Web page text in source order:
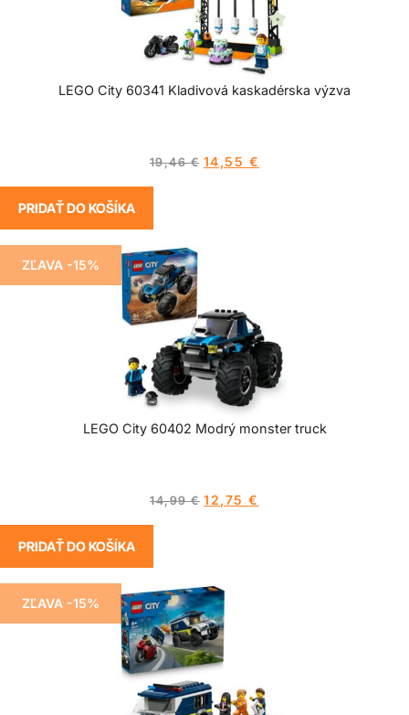
LEGO City 60341 Kladivová kaskadérska výzva
19,46€ 14,55 €
PRIDAŤ DO KOŠÍKA
ZĽAVA -15%
LEGO City 60402 Modrý monster truck
14,99€ 12,75€
PRIDAŤ DO KOŠÍKA
ZĽAVA -15%